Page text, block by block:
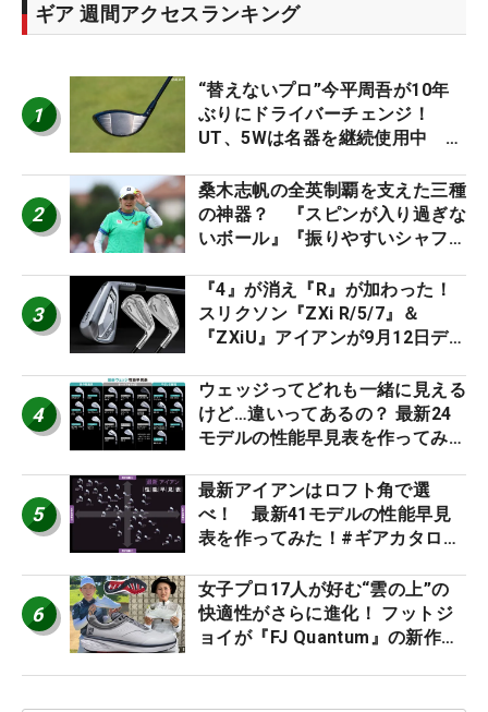
ギア 週間アクセスランキング
1
“替えないプロ”今平周吾が10年
ぶりにドライバーチェンジ！
UT、5Wは名器を継続使用中 #
2
桑木志帆の全英制覇を支えた三種
の神器？ 『スピンが入り過ぎな
いボール』『振りやすいシャフ
ー』 #女子プロセッティング
3
『4』が消え『R』が加わった！
スリクソン『ZXi R/5/7』＆
『ZXiU』アイアンが9月12日デ
4
ウェッジってどれも一緒に見える
けど…違いってあるの？ 最新24
モデルの性能早見表を作ってみ
5
最新アイアンはロフト角で選
べ！ 最新41モデルの性能早見
表を作ってみた！#ギアカタログ
6
女子プロ17人が好む“雲の上”の
快適性がさらに進化！ フットジ
ョイが『FJ Quantum』の新作を